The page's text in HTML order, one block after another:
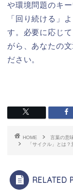
や環境問題のキ
「回り続ける」
す。必要に応じ
がら、あなたの
ださい。
HOME
言葉の意
「サイクル」とは
RELATED